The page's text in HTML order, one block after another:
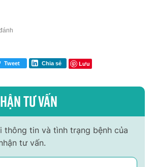
Tweet Chia sẻ Lưu
tư vấn
thông tin và tình trạng bệnh của
tư vấn.